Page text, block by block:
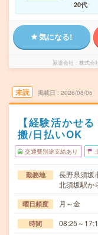
20代
気になる!
派遣会社 株式会
未読 掲載日 2026/08/05
【経験活かせ
搬/日払いOK
交通費別途支給あり
勤務地
長野県須坂
北須坂駅か
曜日頻度 月～金
時間 08:25～